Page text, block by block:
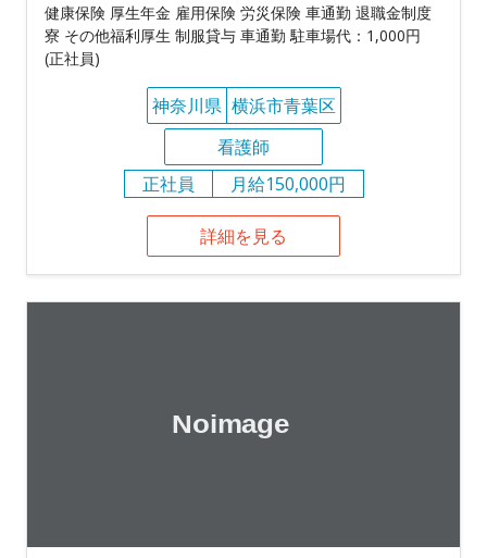
健康保険 厚生年金 雇用保険 労災保険 車通勤 退職金制度
寮 その他福利厚生 制服貸与 車通勤 駐車場代：1,000円
(正社員)
神奈川県 横浜市青葉区
看護師
正社員
月給150,000円
詳細を見る